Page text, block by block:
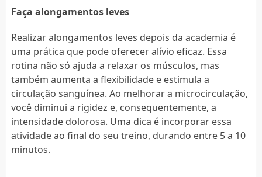
Faça alongamentos leves
Realizar alongamentos leves depois da academia é
uma prática que pode oferecer alívio eficaz. Essa
rotina não só ajuda a relaxar os músculos, mas
também aumenta a flexibilidade e estimula a
circulação sanguínea. Ao melhorar a microcirculação,
você diminui a rigidez e, consequentemente, a
intensidade dolorosa. Uma dica é incorporar essa
atividade ao final do seu treino, durando entre 5 a 10
minutos.